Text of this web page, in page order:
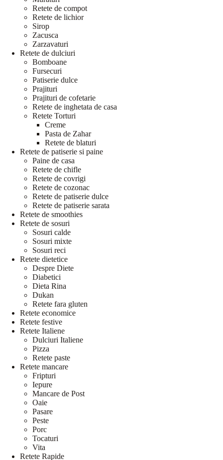
Retete de compot
Retete de lichior
Sirop
Zacusca
Zarzavaturi
Retete de dulciuri
Bomboane
Fursecuri
Patiserie dulce
Prajituri
Prajituri de cofetarie
Retete de inghetata de casa
Retete Torturi
Creme
Pasta de Zahar
Retete de blaturi
Retete de patiserie si paine
Paine de casa
Retete de chifle
Retete de covrigi
Retete de cozonac
Retete de patiserie dulce
Retete de patiserie sarata
Retete de smoothies
Retete de sosuri
Sosuri calde
Sosuri mixte
Sosuri reci
Retete dietetice
Despre Diete
Diabetici
Dieta Rina
Dukan
Retete fara gluten
Retete economice
Retete festive
Retete Italiene
Dulciuri Italiene
Pizza
Retete paste
Retete mancare
Fripturi
Iepure
Mancare de Post
Oaie
Pasare
Peste
Porc
Tocaturi
Vita
Retete Rapide